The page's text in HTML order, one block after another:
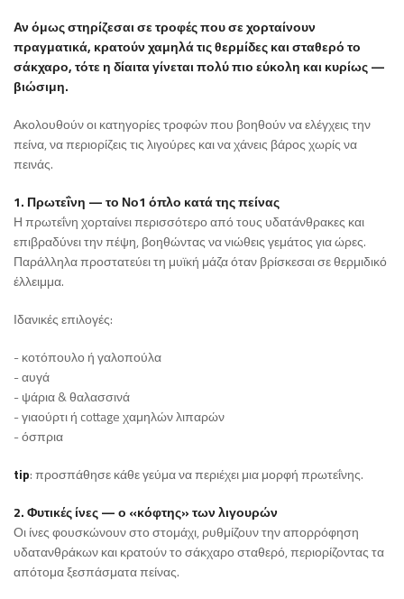
Αν όμως στηρίζεσαι σε τροφές που σε χορταίνουν
πραγματικά, κρατούν χαμηλά τις θερμίδες και σταθερό το
σάκχαρο, τότε η δίαιτα γίνεται πολύ πιο εύκολη και κυρίως —
βιώσιμη.
Ακολουθούν οι κατηγορίες τροφών που βοηθούν να ελέγχεις την
πείνα, να περιορίζεις τις λιγούρες και να χάνεις βάρος χωρίς να
πεινάς.
1. Πρωτεΐνη — το Νο1 όπλο κατά της πείνας
Η πρωτεΐνη χορταίνει περισσότερο από τους υδατάνθρακες και
επιβραδύνει την πέψη, βοηθώντας να νιώθεις γεμάτος για ώρες.
Παράλληλα προστατεύει τη μυϊκή μάζα όταν βρίσκεσαι σε θερμιδικό
έλλειμμα.
Ιδανικές επιλογές:
- κοτόπουλο ή γαλοπούλα
- αυγά
- ψάρια & θαλασσινά
- γιαούρτι ή cottage χαμηλών λιπαρών
- όσπρια
tip: προσπάθησε κάθε γεύμα να περιέχει μια μορφή πρωτεΐνης.
2. Φυτικές ίνες — ο «κόφτης» των λιγουρών
Οι ίνες φουσκώνουν στο στομάχι, ρυθμίζουν την απορρόφηση
υδατανθράκων και κρατούν το σάκχαρο σταθερό, περιορίζοντας τα
απότομα ξεσπάσματα πείνας.